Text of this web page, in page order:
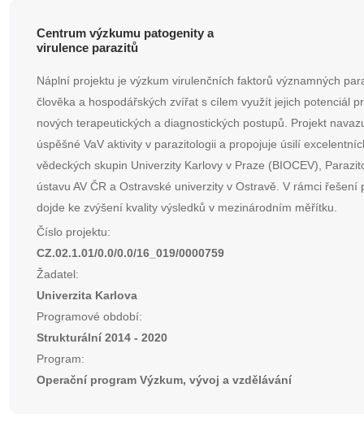
Centrum výzkumu patogenity a
virulence parazitů
Náplní projektu je výzkum virulenčních faktorů významných
člověka a hospodářských zvířat s cílem využít jejich potenciál
nových terapeutických a diagnostických postupů. Projekt
úspěšné VaV aktivity v parazitologii a propojuje úsilí
vědeckých skupin Univerzity Karlovy v Praze (BIOCEV),
ústavu AV ČR a Ostravské univerzity v Ostravě. V rámci řešení
dojde ke zvýšení kvality výsledků v mezinárodním měřítku.
Číslo projektu:
CZ.02.1.01/0.0/0.0/16_019/0000759
Žadatel:
Univerzita Karlova
Programové období:
Strukturální 2014 - 2020
Program:
Operační program Výzkum, vývoj a vzdělávání